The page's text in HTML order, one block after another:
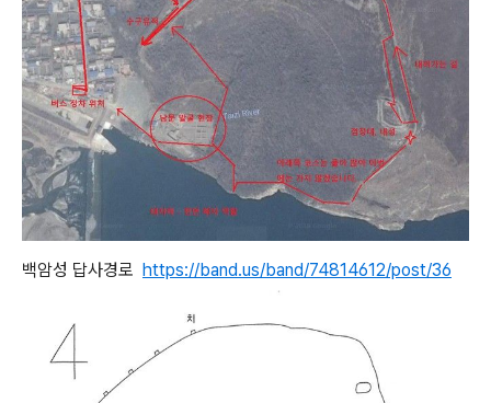
백암성 답사경로 https://band.us/band/74814612/post/36